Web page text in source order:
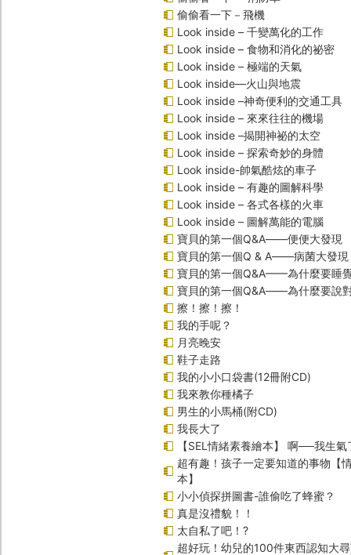
偷偷看一下－飛機
Look inside – 千變萬化的工作
Look inside – 食物和消化的祕密
Look inside – 極端的天氣
Look inside—火山與地震
Look inside –神奇便利的交通工具
Look inside – 來來往往的機場
Look inside –揭開神祕的太空
Look inside – 探索奇妙的身體
Look inside-帥氣酷炫的車子
Look inside – 有趣的圖解科學
Look inside – 各式各樣的火車
Look inside – 圖解萬能的電腦
寶貝的第一個Q&A――便便大發現
寶貝的第一個Q & A――病菌大發現
寶貝的第一個Q&A——為什麼要睡
寶貝的第一個Q&A――為什麼要說
擦！擦！擦！
我的手呢？
月亮晚安
鞋子走路
我的小小口袋書(12冊附CD)
我來教你種橘子
男生的小馬桶(附CD)
我長大了
【SEL情緒素養繪本】 啊──我生
超有趣！孩子一定要知道的事物【
本】
小小偵探拼圖書-誰偷吃了蜂蜜？
真是沒禮貌！！
太自私了吧！?
超好玩！幼兒的100件東西認知大